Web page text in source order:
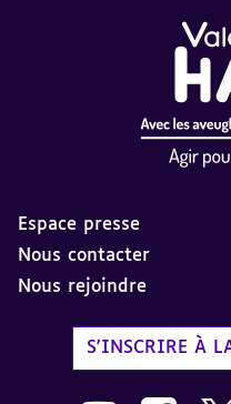
Espace presse
Nous contacter
Nous rejoindre
S'INSCRIRE À
Nous suivre sur
Nous